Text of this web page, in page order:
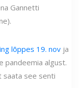
Gannetti
lõppes 19. nov ja
pandeemia algust.
saata see senti